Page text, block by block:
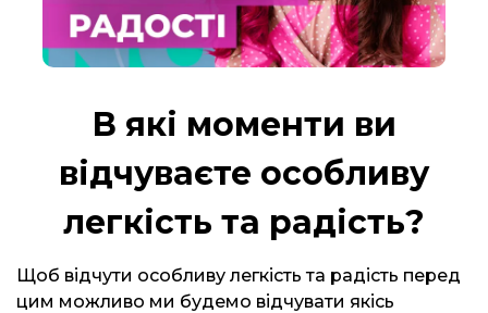
В які моменти ви
відчуваєте особливу
легкість та радість?
Щоб відчути особливу легкість та радість перед
цим можливо ми будемо відчувати якісь